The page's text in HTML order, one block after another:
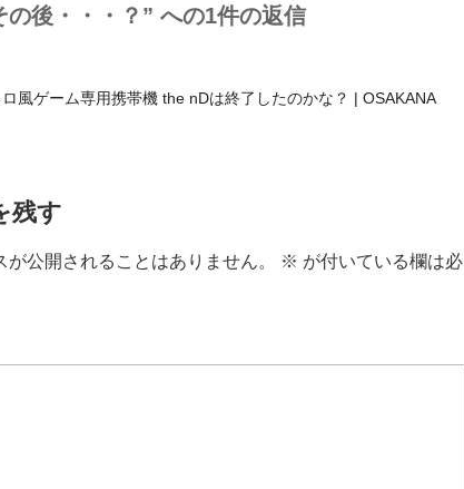
の後・・・？” への1件の返信
ロ風ゲーム専用携帯機 the nDは終了したのかな？ | OSAKANA
残す
が公開されることはありません。 ※ が付いている欄は必